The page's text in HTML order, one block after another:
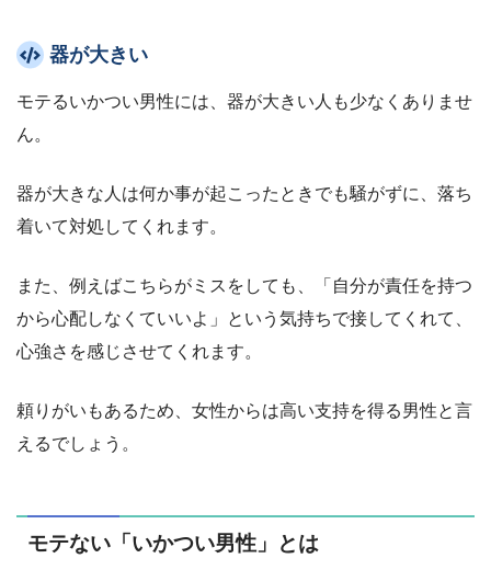
器が大きい
モテるいかつい男性には、器が大きい人も少なくありませ
ん。
器が大きな人は何か事が起こったときでも騒がずに、落ち
着いて対処してくれます。
また、例えばこちらがミスをしても、「自分が責任を持つ
から心配しなくていいよ」という気持ちで接してくれて、
心強さを感じさせてくれます。
頼りがいもあるため、女性からは高い支持を得る男性と言
えるでしょう。
モテない「いかつい男性」とは